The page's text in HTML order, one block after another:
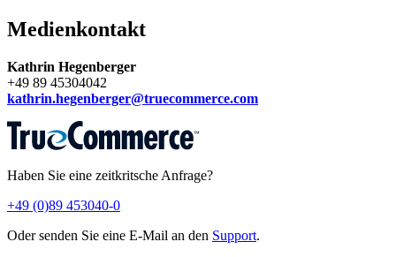
Medienkontakt
Kathrin Hegenberger
+49 89 45304042
kathrin.hegenberger@truecommerce.com
Haben Sie eine zeitkritsche Anfrage?
+49 (0)89 453040-0
Oder senden Sie eine E-Mail an den Support.